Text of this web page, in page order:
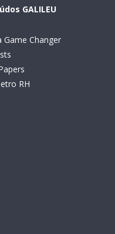
GALILEU
Game Changer
RH